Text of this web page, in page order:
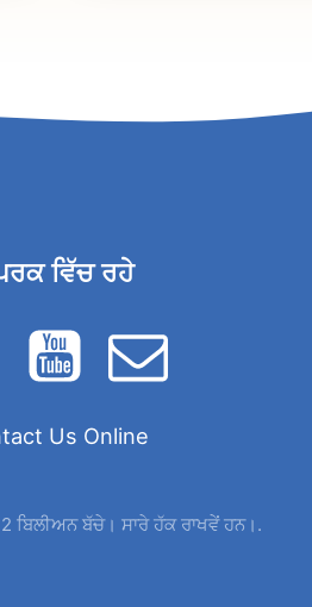
ਵਿੱਚ ਰਹੇ
Us Online
ਬਿਲੀਅਨ ਬੱਚੇ। ਸਾਰੇ ਹੱਕ ਰਾਖਵੇਂ ਹਨ।.